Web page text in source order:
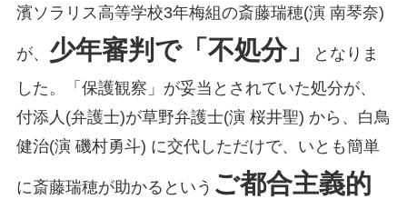
濱ソラリス高等学校3年梅組の斎藤瑞穂(演 南琴奈)
が、 少年審判で「不処分」
となりま
した。「保護観察」が妥当とされていた処分が、
付添人(弁護士)が草野弁護士(演 桜井聖) から、白鳥
健治(演 磯村勇斗) に交代しただけで、いとも簡単
に斎藤瑞穂が助かるという ご都合主義的